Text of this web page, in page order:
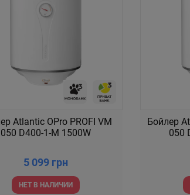
Atlantic OPro PROFI VM
050 D400-1-M 1500W
5 099 грн
НЕТ В НАЛИЧИИ
Бойлер
050